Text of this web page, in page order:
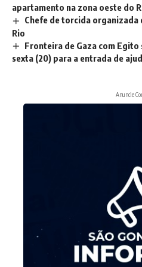
apartamento na zona oeste do
Chefe de torcida organizada
Rio
Fronteira de Gaza com
sexta (20) para a entrada de
Anuncie